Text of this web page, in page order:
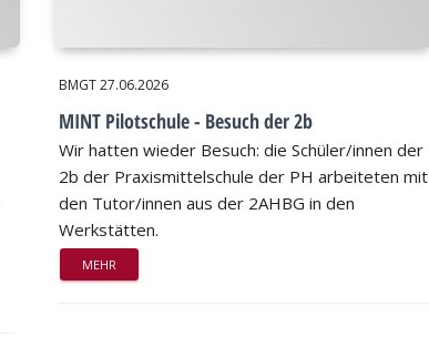
BMGT27.06.2026
MINT Pilotschule - Besuch der 2b
Wir hatten wieder Besuch: die Schüler/innen der
2b der Praxismittelschule der PH arbeiteten mit
den Tutor/innen aus der 2AHBG in den
Werkstätten.
MEHR